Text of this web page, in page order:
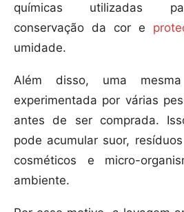
químicas utilizadas
conservação da cor e
umidade.
Além disso, uma
experimentada por várias
antes de ser comprada.
pode acumular suor,
cosméticos e micro-
ambiente.